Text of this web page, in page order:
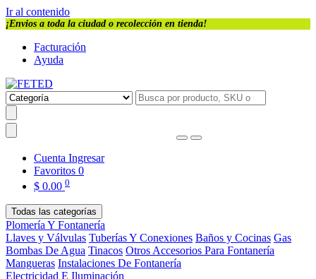
Ir al contenido
¡Envios a toda la ciudad o recolección en tienda!
Facturación
Ayuda
Cuenta Ingresar
Favoritos 0
$ 0.00 0
Todas las categorías
Plomería Y Fontanería
Llaves y Válvulas Tuberías Y Conexiones Baños y Cocinas Gas
Bombas De Agua Tinacos Otros Accesorios Para Fontanería
Mangueras Instalaciones De Fontanería
Electricidad E Iluminación